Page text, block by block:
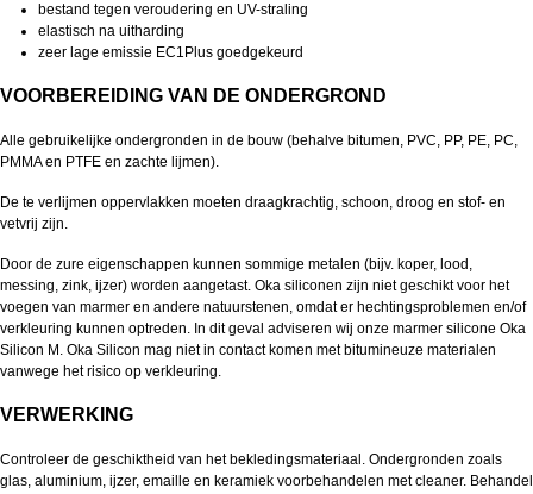
bestand tegen veroudering en UV-straling
elastisch na uitharding
zeer lage emissie EC1Plus goedgekeurd
VOORBEREIDING VAN DE ONDERGROND
Alle gebruikelijke ondergronden in de bouw (behalve bitumen, PVC, PP, PE, PC,
PMMA en PTFE en zachte lijmen).
De te verlijmen oppervlakken moeten draagkrachtig, schoon, droog en stof- en
vetvrij zijn.
Door de zure eigenschappen kunnen sommige metalen (bijv. koper, lood,
messing, zink, ijzer) worden aangetast. Oka siliconen zijn niet geschikt voor het
voegen van marmer en andere natuurstenen, omdat er hechtingsproblemen en/of
verkleuring kunnen optreden. In dit geval adviseren wij onze marmer silicone Oka
Silicon M. Oka Silicon mag niet in contact komen met bitumineuze materialen
vanwege het risico op verkleuring.
VERWERKING
Controleer de geschiktheid van het bekledingsmateriaal. Ondergronden zoals
glas, aluminium, ijzer, emaille en keramiek voorbehandelen met cleaner. Behandel